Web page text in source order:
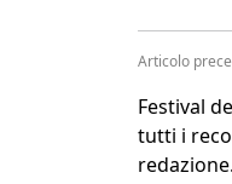
Articolo
Festival
tutti i
redazione.